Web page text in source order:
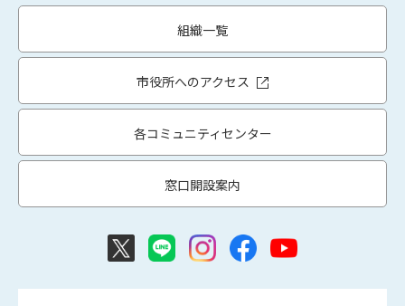
組織一覧
市役所へのアクセス
各コミュニティセンター
窓口開設案内